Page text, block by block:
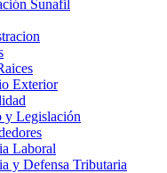
Sunafil
Exterior
y Legislación
Laboral
y Defensa Tributaria